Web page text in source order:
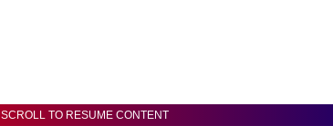
SCROLL TO RESUME CONTENT